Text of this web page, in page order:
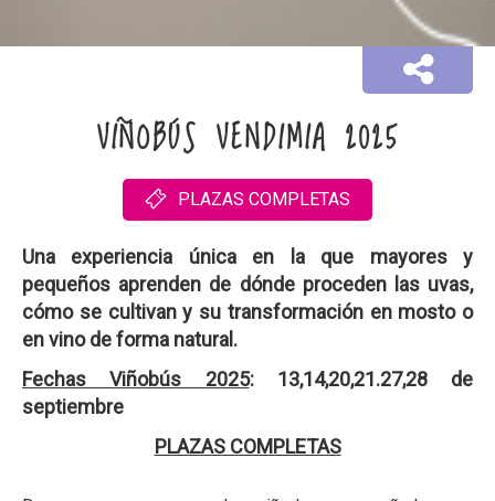
VIÑOBÚS VENDIMIA 2025
PLAZAS COMPLETAS
Una experiencia única en la que mayores y
pequeños aprenden de dónde proceden las uvas,
cómo se cultivan y su transformación en mosto o
en vino de forma natural.
Fechas Viñobús 2025: 13,14,20,21.27,28 de
septiembre
PLAZAS COMPLETAS